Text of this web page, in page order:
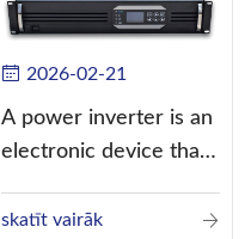
2026-02-21
A power inverter is an
electronic device that
current (DC) into
skatīt vairāk